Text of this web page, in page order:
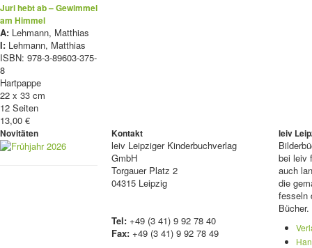
Juri hebt ab – Gewimmel
am Himmel
A: Lehmann, Matthias
I: Lehmann, Matthias
ISBN: 978-3-89603-375-
8
Hartpappe
22 x 33 cm
12 Seiten
13,00 €
Novitäten Kontakt
leiv Leipziger Kinderbuchverlag
GmbH
Torgauer Platz 2
04315 Leipzig
Tel: +49 (3 41) 9 92 78 40
Fax: +49 (3 41) 9 92 78 49
leiv
bei leiv
auch
die
fesseln
Bücher.